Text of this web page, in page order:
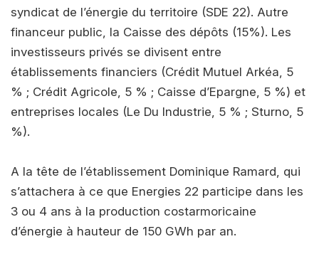
syndicat de l’énergie du territoire (SDE 22). Autre
financeur public, la Caisse des dépôts (15%). Les
investisseurs privés se divisent entre
établissements financiers (Crédit Mutuel Arkéa, 5
% ; Crédit Agricole, 5 % ; Caisse d’Epargne, 5 %) et
entreprises locales (Le Du Industrie, 5 % ; Sturno, 5
%).
A la tête de l’établissement Dominique Ramard, qui
s’attachera à ce que Energies 22 participe dans les
3 ou 4 ans à la production costarmoricaine
d’énergie à hauteur de 150 GWh par an.